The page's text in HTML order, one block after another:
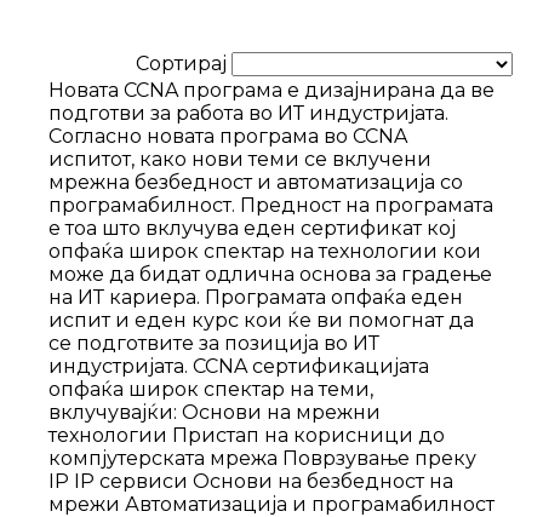
Сортирај
Новата CCNA програма e дизајнирана да ве
подготви за работа во ИТ индустријата.
Согласно новата програма во CCNA
испитот, како нови теми се вклучени
мрежна безбедност и автоматизација со
програмабилност. Предност на програмата
е тоа што вклучува еден сертификат кој
опфаќа широк спектар на технологии кои
може да бидат одлична основа за градење
на ИТ кариера. Програмата опфаќа еден
испит и еден курс кои ќе ви помогнат да
се подготвите за позиција во ИТ
индустријата. CCNA сертификацијата
опфаќа широк спектар на теми,
вклучувајќи: Основи на мрежни
технологии Пристап на корисници до
компјутерската мрежа Поврзување преку
IP IP сервиси Основи на безбедност на
мрежи Автоматизација и програмабилност